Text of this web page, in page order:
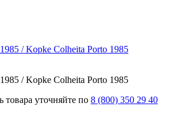
/ Kopke Colheita Porto 1985
/ Kopke Colheita Porto 1985
товара уточняйте по 8 (800) 350 29 40